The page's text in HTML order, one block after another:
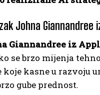
Johna Giannandree
Giannandree iz
se brzo mijenja
kasne u razvoju
gube prednost.